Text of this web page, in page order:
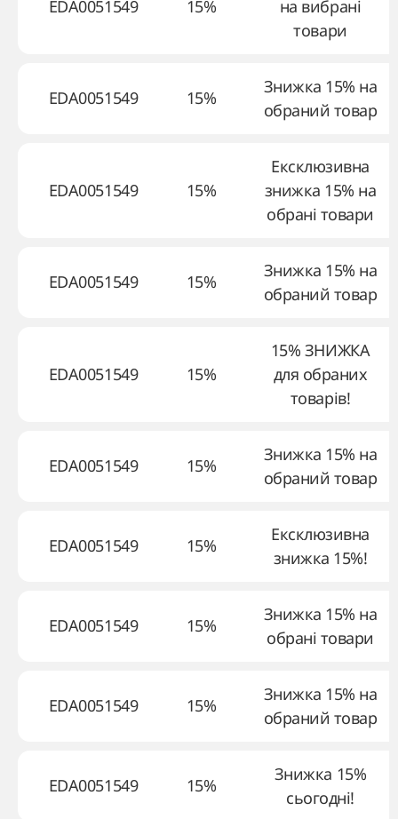
EDA0051549 15%
на вибрані
товари
EDA0051549 15%
Знижка 15% на
обраний товар
EDA0051549 15%
Ексклюзивна
знижка 15% на
обрані товари
EDA0051549 15%
Знижка 15% на
обраний товар
EDA0051549 15%
15% ЗНИЖКА
для обраних
товарів!
EDA0051549 15%
Знижка 15% на
обраний товар
EDA0051549 15%
Ексклюзивна
знижка 15%!
EDA0051549 15%
Знижка 15% на
обрані товари
EDA0051549 15%
Знижка 15% на
обраний товар
EDA0051549 15%
Знижка 15%
сьогодні!